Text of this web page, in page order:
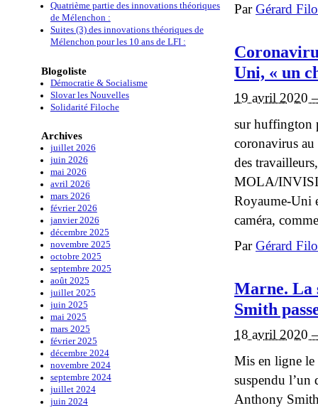
ParGérard
Uni, « un
19 avril 2020
sur huffington
coronavirus au
des
MOLA/
Royaume-Uni
caméra,
ParGérard
Marne. La
Smith
18 avril 2020
Mis en ligne
suspendu l’un
Anthony
Quatrième partie des innovations théoriques
de Mélenchon :
Suites (3) des innovations théoriques de
Mélenchon pour les 10 ans de LFI :
Blogoliste
Démocratie & Socialisme
Slovar les Nouvelles
Solidarité Filoche
Archives
juillet 2026
juin 2026
mai 2026
avril 2026
mars 2026
février 2026
janvier 2026
décembre 2025
novembre 2025
octobre 2025
septembre 2025
août 2025
juillet 2025
juin 2025
mai 2025
mars 2025
février 2025
décembre 2024
novembre 2024
septembre 2024
juillet 2024
juin 2024